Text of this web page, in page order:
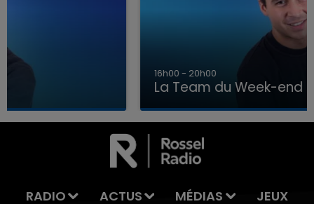
LA TEAM DU WEEK-END
16h00 - 20h00
La Team du Week-end
RADIO ACTUS MÉDIAS JEUX